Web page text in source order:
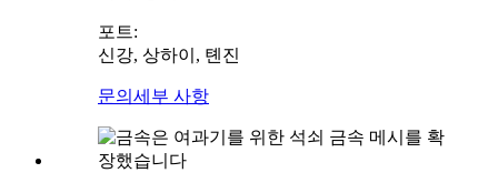
포트:
신강, 상하이, 톈진
문의 세부 사항